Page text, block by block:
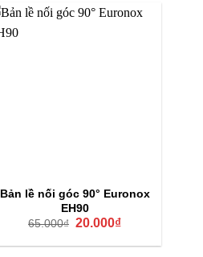
30.000₫.
Bản lề nối góc 90° Euronox
EH90
65.000₫ Giá
là:
20.000₫Giá
tại